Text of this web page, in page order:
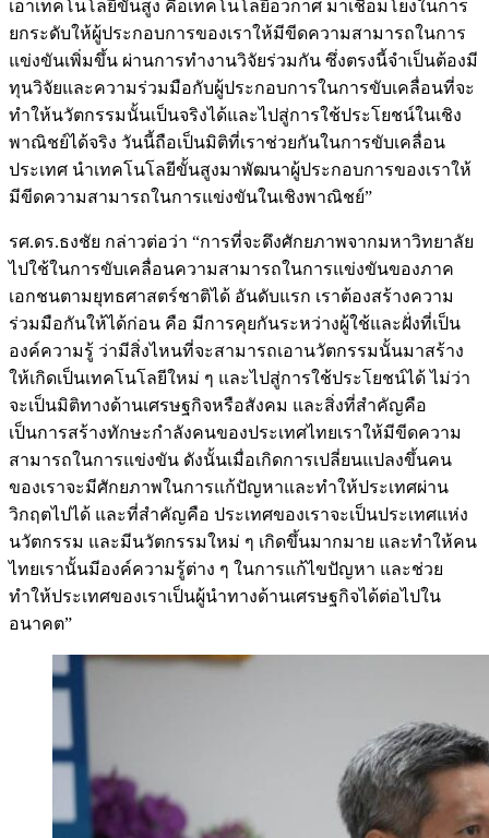
เอาเทคโนโลยีขั้นสูง คือเทคโนโลยีอวกาศ มาเชื่อมโยงในการ
ยกระดับให้ผู้ประกอบการของเราให้มีขีดความสามารถในการ
แข่งขันเพิ่มขึ้น ผ่านการทำงานวิจัยร่วมกัน ซึ่งตรงนี้จำเป็นต้องมี
ทุนวิจัยและความร่วมมือกับผู้ประกอบการในการขับเคลื่อนที่จะ
ทำให้นวัตกรรมนั้นเป็นจริงได้และไปสู่การใช้ประโยชน์ในเชิง
พาณิชย์ได้จริง วันนี้ถือเป็นมิติที่เราช่วยกันในการขับเคลื่อน
ประเทศ นำเทคโนโลยีขั้นสูงมาพัฒนาผู้ประกอบการของเราให้
มีขีดความสามารถในการแข่งขันในเชิงพาณิชย์”
รศ.ดร.ธงชัย กล่าวต่อว่า “การที่จะดึงศักยภาพจากมหาวิทยาลัย
ไปใช้ในการขับเคลื่อนความสามารถในการแข่งขันของภาค
เอกชนตามยุทธศาสตร์ชาติได้ อันดับแรก เราต้องสร้างความ
ร่วมมือกันให้ได้ก่อน คือ มีการคุยกันระหว่างผู้ใช้และฝั่งที่เป็น
องค์ความรู้ ว่ามีสิ่งไหนที่จะสามารถเอานวัตกรรมนั้นมาสร้าง
ให้เกิดเป็นเทคโนโลยีใหม่ ๆ และไปสู่การใช้ประโยชน์ได้ ไม่ว่า
จะเป็นมิติทางด้านเศรษฐกิจหรือสังคม และสิ่งที่สำคัญคือ
เป็นการสร้างทักษะกำลังคนของประเทศไทยเราให้มีขีดความ
สามารถในการแข่งขัน ดังนั้นเมื่อเกิดการเปลี่ยนแปลงขึ้นคน
ของเราจะมีศักยภาพในการแก้ปัญหาและทำให้ประเทศผ่าน
วิกฤตไปได้ และที่สำคัญคือ ประเทศของเราจะเป็นประเทศแห่ง
นวัตกรรม และมีนวัตกรรมใหม่ ๆ เกิดขึ้นมากมาย และทำให้คน
ไทยเรานั้นมีองค์ความรู้ต่าง ๆ ในการแก้ไขปัญหา และช่วย
ทำให้ประเทศของเราเป็นผู้นำทางด้านเศรษฐกิจได้ต่อไปใน
อนาคต”